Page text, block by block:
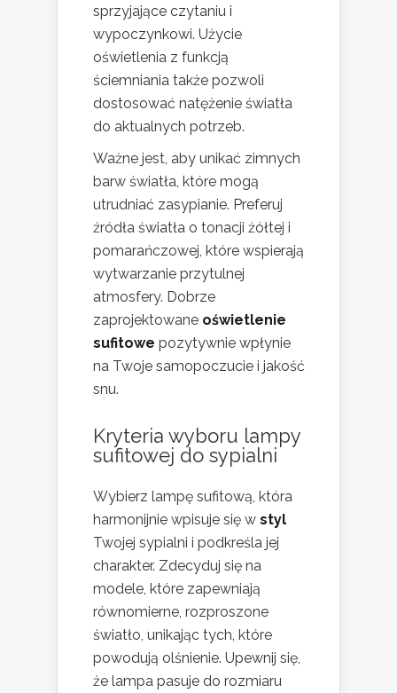
sprzyjające czytaniu i
wypoczynkowi. Użycie
oświetlenia z funkcją
ściemniania także pozwoli
dostosować natężenie światła
do aktualnych potrzeb.
Ważne jest, aby unikać zimnych
barw światła, które mogą
utrudniać zasypianie. Preferuj
źródła światła o tonacji żółtej i
pomarańczowej, które wspierają
wytwarzanie przytulnej
atmosfery. Dobrze
zaprojektowane oświetlenie
sufitowe pozytywnie wpłynie
na Twoje samopoczucie i jakość
snu.
Kryteria wyboru lampy
sufitowej do sypialni
Wybierz lampę sufitową, która
harmonijnie wpisuje się w styl
Twojej sypialni i podkreśla jej
charakter. Zdecyduj się na
modele, które zapewniają
równomierne, rozproszone
światło, unikając tych, które
powodują olśnienie. Upewnij się,
że lampa pasuje do rozmiaru